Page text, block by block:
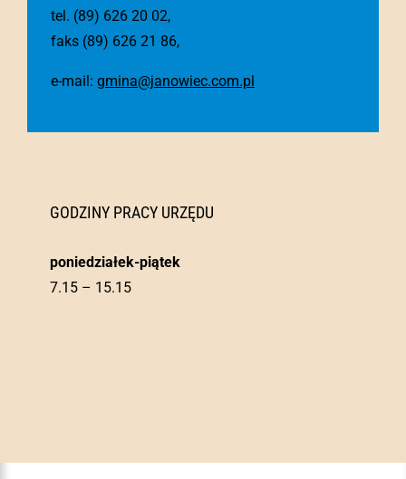
tel. (89) 626 20 02,
faks (89) 626 21 86,
e-mail: gmina@janowiec.com.pl
GODZINY PRACY URZĘDU
poniedziałek-piątek
7.15 – 15.15